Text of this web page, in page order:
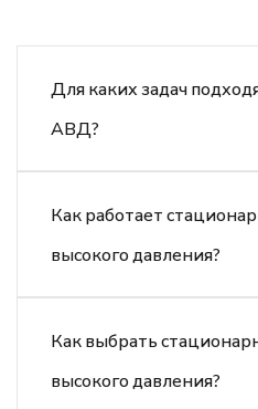
Для каких задач
АВД?
Как работает
высокого давления?
Как выбрать
высокого давления?